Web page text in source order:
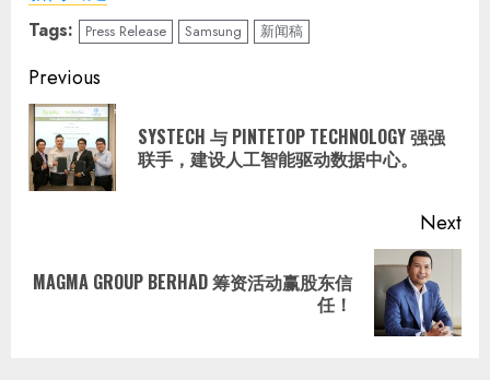
Tags: Press Release Samsung 新闻稿
Continue
Reading
Previous
SYSTECH 与 PINTETOP TECHNOLOGY 强强
联手，建设人工智能驱动数据中心。
Next
Next
MAGMA GROUP BERHAD 筹资活动赢股东信
任！